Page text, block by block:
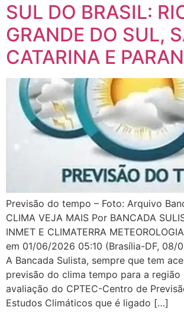
SUL DO BRASIL:
GRANDE DO SUL,
CATARINA E
Previsão do tempo – Foto: Arquivo
CLIMA VEJA MAIS Por BANCADA
INMET E CLIMATERRA
em 01/06/2026 05:10 (Brasília-DF, 08/
A Bancada Sulista, sempre que tem
previsão do clima tempo para a região
avaliação do CPTEC-Centro de
Estudos Climáticos que é ligado […]